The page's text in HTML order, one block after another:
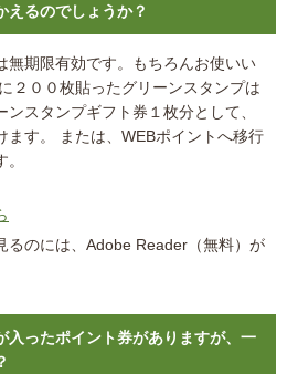
えるのでしょうか？
無期限有効です。もちろんお使いい
２００枚貼ったグリーンスタンプは
ンスタンプギフト券１枚分として、
ます。 または、WEBポイントへ移行
るのには、Adobe Reader（無料）が
入ったポイント券がありますが、一